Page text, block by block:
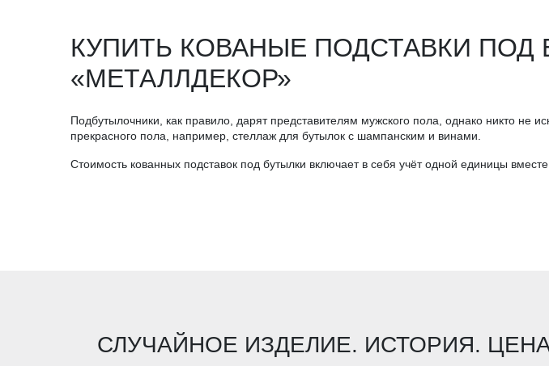
КУПИТЬ КОВАНЫЕ ПОДСТАВКИ ПОД
«МЕТАЛЛДЕКОР»
Подбутылочники, как правило, дарят представителям мужского пола, однако никто не
прекрасного пола, например, стеллаж для бутылок с шампанским и винами.
Стоимость кованных подставок под бутылки включает в себя учёт одной единицы вместе
СЛУЧАЙНОЕ ИЗДЕЛИЕ. ИСТОРИЯ.